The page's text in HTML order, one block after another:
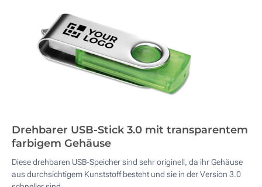
Drehbarer USB-Stick 3.0 mit transparentem
farbigem Gehäuse
Diese drehbaren USB-Speicher sind sehr originell, da ihr Gehäuse
aus durchsichtigem Kunststoff besteht und sie in der Version 3.0